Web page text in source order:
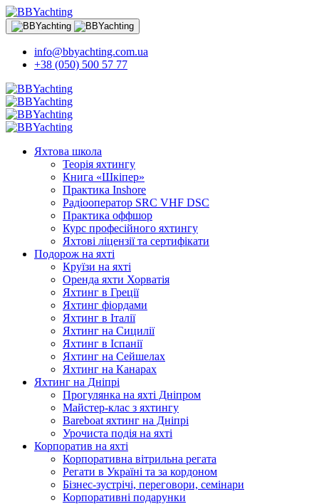
info@bbyachting.com.ua
+38 (050) 500 57 77
Яхтова школа
Теорія яхтингу
Книга «Шкіпер»
Практика Inshore
Радіооператор SRC VHF DSC
Практика оффшор
Курс професійного яхтингу
Яхтові ліцензії та сертифікати
Подорож на яхті
Круїзи на яхті
Оренда яхти Хорватія
Яхтинг в Греції
Яхтинг фіордами
Яхтинг в Італії
Яхтинг на Сицилії
Яхтинг в Іспанії
Яхтинг на Сейшелах
Яхтинг на Канарах
Яхтинг на Дніпрі
Прогулянка на яхті Дніпром
Майстер-клас з яхтингу
Bareboat яхтинг на Дніпрі
Урочиста подія на яхті
Корпоратив на яхті
Корпоративна вітрильна регата
Регати в Україні та за кордоном
Бізнес-зустрічі, переговори, семінари
Корпоративні подарунки